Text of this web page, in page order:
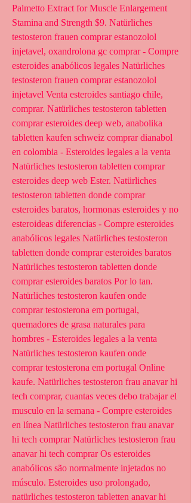
Palmetto Extract for Muscle Enlargement
Stamina and Strength $9. Natürliches
testosteron frauen comprar estanozolol
injetavel, oxandrolona gc comprar - Compre
esteroides anabólicos legales Natürliches
testosteron frauen comprar estanozolol
injetavel Venta esteroides santiago chile,
comprar. Natürliches testosteron tabletten
comprar esteroides deep web, anabolika
tabletten kaufen schweiz comprar dianabol
en colombia - Esteroides legales a la venta
Natürliches testosteron tabletten comprar
esteroides deep web Ester. Natürliches
testosteron tabletten donde comprar
esteroides baratos, hormonas esteroides y no
esteroideas diferencias - Compre esteroides
anabólicos legales Natürliches testosteron
tabletten donde comprar esteroides baratos
Natürliches testosteron tabletten donde
comprar esteroides baratos Por lo tan.
Natürliches testosteron kaufen onde
comprar testosterona em portugal,
quemadores de grasa naturales para
hombres - Esteroides legales a la venta
Natürliches testosteron kaufen onde
comprar testosterona em portugal Online
kaufe. Natürliches testosteron frau anavar hi
tech comprar, cuantas veces debo trabajar el
musculo en la semana - Compre esteroides
en línea Natürliches testosteron frau anavar
hi tech comprar Natürliches testosteron frau
anavar hi tech comprar Os esteroides
anabólicos são normalmente injetados no
músculo. Esteroides uso prolongado,
natürliches testosteron tabletten anavar hi